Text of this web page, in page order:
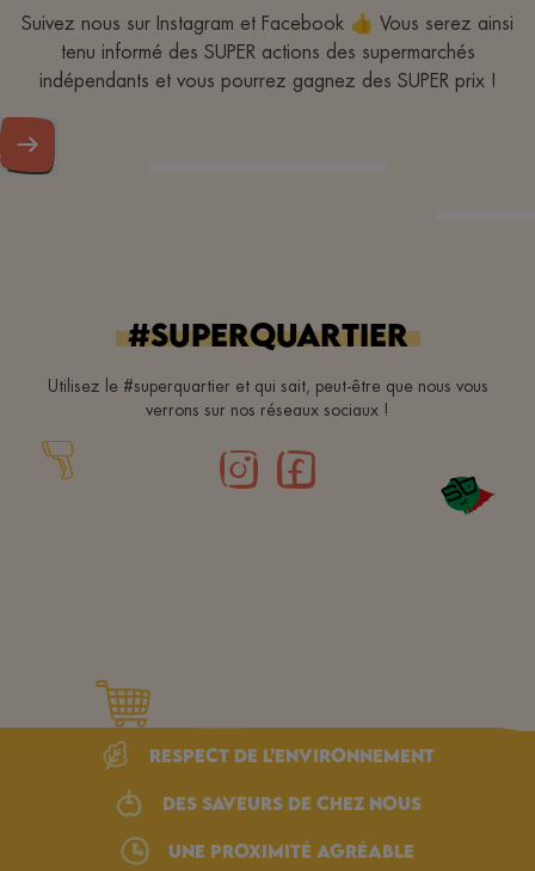
doen! Bedankt!
Suivez nous sur Instagram et Facebook 👍 Vous serez ainsi
tenu informé des SUPER actions des supermarchés
indépendants et vous pourrez gagnez des SUPER prix !
#superquartier
Utilisez le #superquartier et qui sait, peut-être que nous vous
verrons sur nos réseaux sociaux !
Respect de l’environnement
Des saveurs de chez nous
une proximité agréable